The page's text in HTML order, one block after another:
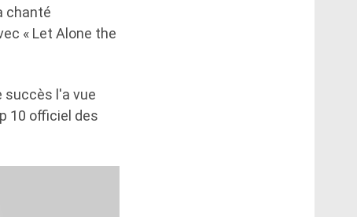
chanté
« Let Alone the
succès l'a vue
10 officiel des